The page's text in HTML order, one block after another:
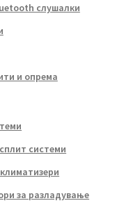
слушалки
и опрема
системи
за разладување